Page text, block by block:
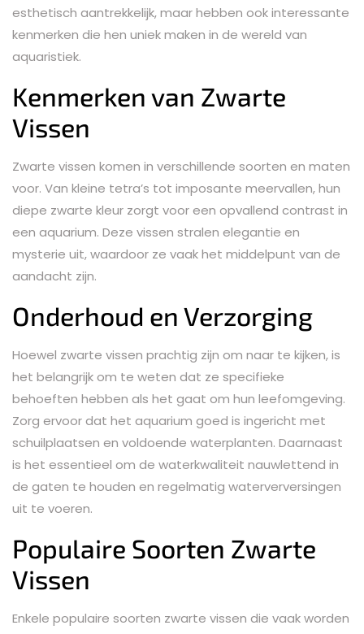
esthetisch aantrekkelijk, maar hebben ook interessante
kenmerken die hen uniek maken in de wereld van
aquaristiek.
Kenmerken van Zwarte
Vissen
Zwarte vissen komen in verschillende soorten en maten
voor. Van kleine tetra’s tot imposante meervallen, hun
diepe zwarte kleur zorgt voor een opvallend contrast in
een aquarium. Deze vissen stralen elegantie en
mysterie uit, waardoor ze vaak het middelpunt van de
aandacht zijn.
Onderhoud en Verzorging
Hoewel zwarte vissen prachtig zijn om naar te kijken, is
het belangrijk om te weten dat ze specifieke
behoeften hebben als het gaat om hun leefomgeving.
Zorg ervoor dat het aquarium goed is ingericht met
schuilplaatsen en voldoende waterplanten. Daarnaast
is het essentieel om de waterkwaliteit nauwlettend in
de gaten te houden en regelmatig waterverversingen
uit te voeren.
Populaire Soorten Zwarte
Vissen
Enkele populaire soorten zwarte vissen die vaak worden